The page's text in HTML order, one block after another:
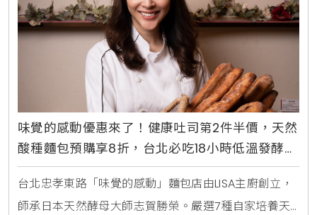
味覺的感動優惠來了！健康吐司第2件半價，天然
酸種麵包預購享8折，台北必吃18小時低溫發酵麵
包
台北忠孝東路「味覺的感動」麵包店由LISA主廚創立，
師承日本天然酵母大師志賀勝榮。嚴選7種自家培養天